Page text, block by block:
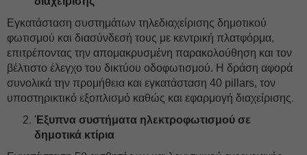
Εγκατάσταση συστημάτων τηλεδιαχείρισης δημοτικού
φωτισμού και διασύνδεσή τους με κεντρική πλατφόρμα,
επιτρέποντας την απομακρυσμένη παρακολούθηση και τον
βέλτιστο έλεγχο του δικτύου οδοφωτισμού. Η δράση αφορά
συνολικά την προμήθεια και εγκατάσταση 40 pillars, τον
υποστηρικτικό εξοπλισμό καθώς και εφαρμογή διαχείρισης.
Έξυπνα συστήματα ηλεκτροφωτισμού σε
δημοτικά κτίρια